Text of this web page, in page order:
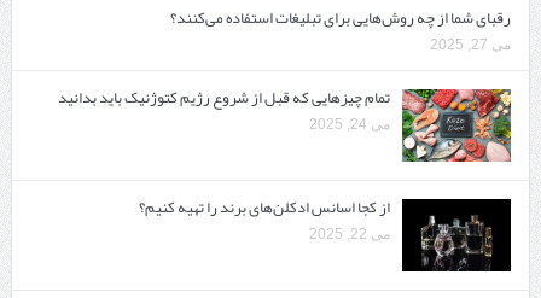
رقبای شما از چه روش‌هایی برای تبلیغات استفاده می‌کنند؟
می 27, 2025
تمام چیزهایی که قبل از شروع رژیم کتوژنیک باید بدانید‎
می 24, 2025
از کجا اسانس ادکلن‌های برند را تهیه کنیم؟
می 22, 2025